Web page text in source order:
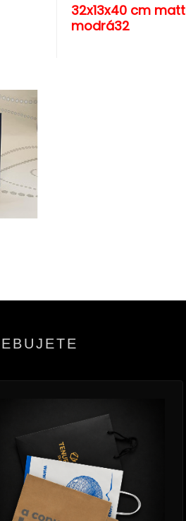
32x13x40 cm matt
modrá32